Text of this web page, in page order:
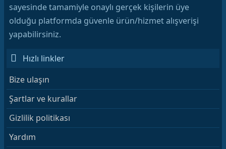
sayesinde tamamiyle onaylı gerçek kişilerin üye
olduğu platformda güvenle ürün/hizmet alışverişi
yapabilirsiniz.
Hızlı linkler
Bize ulaşın
Şartlar ve kurallar
Gizlilik politikası
Yardım